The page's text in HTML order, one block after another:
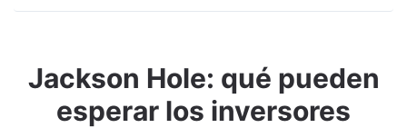
Jackson Hole: qué pueden
esperar los inversores